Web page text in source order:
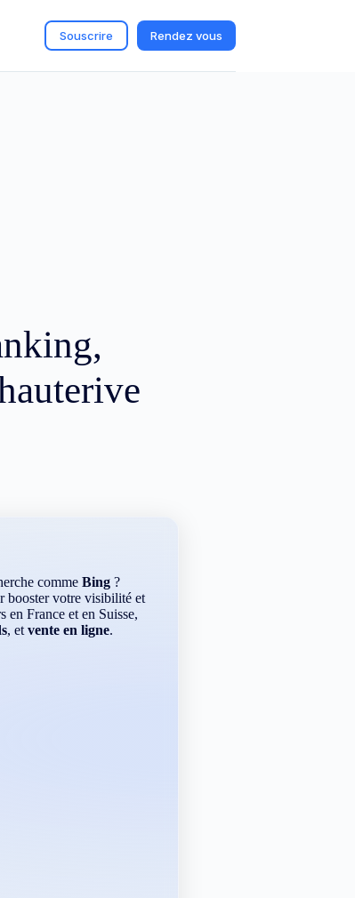
Souscrire Rendez vous
comme Bing ?
booster votre visibilité et
en France et en Suisse,
, et vente en ligne.